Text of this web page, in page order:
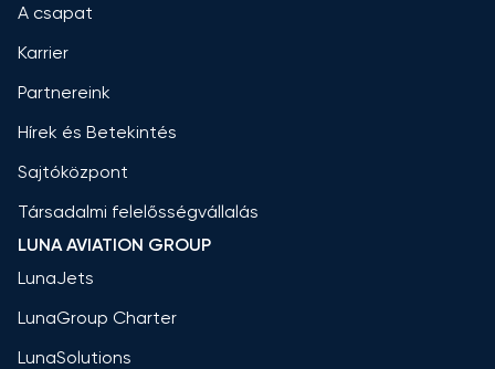
A csapat
Karrier
Partnereink
Hírek és Betekintés
Sajtóközpont
Társadalmi felelősségvállalás
LUNA AVIATION GROUP
LunaJets
LunaGroup Charter
LunaSolutions